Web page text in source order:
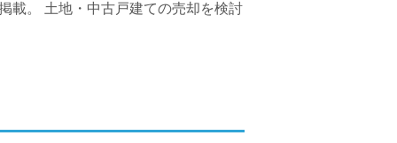
載。 土地・中古戸建ての売却を検討